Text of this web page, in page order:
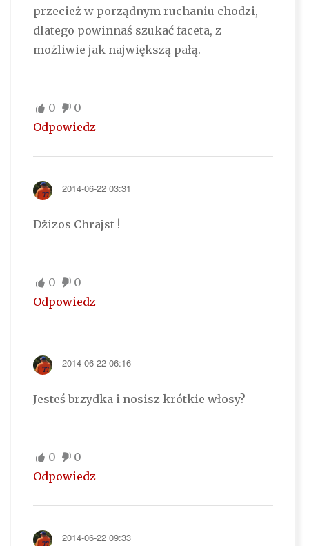
przecież w porządnym ruchaniu chodzi,
dlatego powinnaś szukać faceta, z
możliwie jak największą pałą.
0
0
Odpowiedz
2014-06-22 03:31
Dżizos Chrajst !
0
0
Odpowiedz
2014-06-22 06:16
Jesteś brzydka i nosisz krótkie włosy?
0
0
Odpowiedz
2014-06-22 09:33